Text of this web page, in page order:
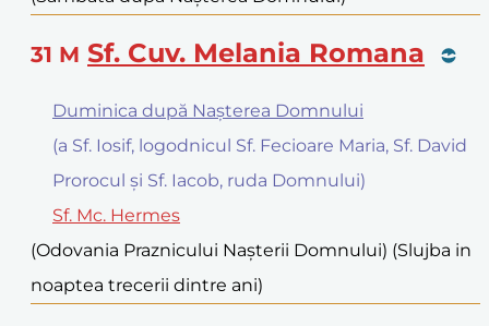
31 M Sf. Cuv. Melania Romana
Duminica după Nașterea Domnului
(a Sf. Iosif, logodnicul Sf. Fecioare Maria, Sf. David
Prorocul și Sf. Iacob, ruda Domnului)
Sf. Mc. Hermes
(Odovania Praznicului Naşterii Domnului) (Slujba in
noaptea trecerii dintre ani)